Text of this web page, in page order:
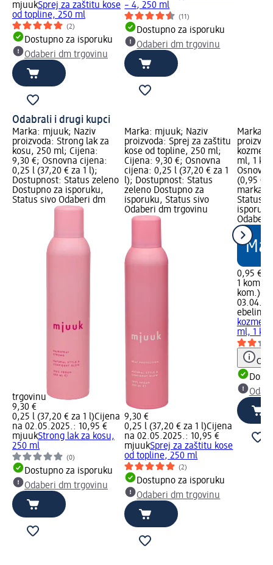
mjuukSprej za zaštitu kose
od topline, 250 ml
(2)
Dostupno za isporuku
Odaberi dm trgovinu
– 4, 250 ml
(11)
Dostupno za isporuku
Odaberi dm trgovinu
Odabrali i drugi kupci
Marka: mjuuk; Naziv
proizvoda: Strong lak za
kosu, 250 ml; Cijena:
9,30 €; Osnovna cijena:
0,25 l (37,20 € za 1 l);
Dostupnost: Status zeleno
Dostupno za isporuku,
Status sivo Odaberi dm
trgovinu
9,30 €
0,25 l (37,20 € za 1 l)Cijena
na 02.05.2025.: 10,95 €
mjuukStrong lak za kosu,
250 ml
(0)
Dostupno za isporuku
Odaberi dm trgovinu
Marka: mjuuk; Naziv
proizvoda: Sprej za zaštitu
kose od topline, 250 ml;
Cijena: 9,30 €; Osnovna
cijena: 0,25 l (37,20 € za 1
l); Dostupnost: Status
zeleno Dostupno za
isporuku, Status sivo
Odaberi dm trgovinu
9,30 €
0,25 l (37,20 € za 1 l)Cijena
na 02.05.2025.: 10,95 €
mjuukSprej za zaštitu kose
od topline, 250 ml
(2)
Dostupno za isporuku
Odaberi dm trgovinu
Marka:
ml, 1
(0,95 €
marka
Status
Odaberi
0,95 €
1 kom.
kom.)
ebelin
ml, 1